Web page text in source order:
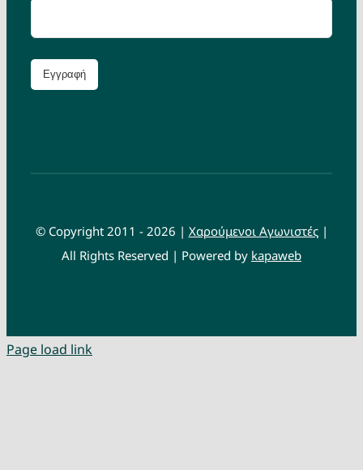
© Copyright 2011 - 2026 | Χαρούμενοι Αγωνιστές|
All Rights Reserved | Powered by kapaweb
Page load link